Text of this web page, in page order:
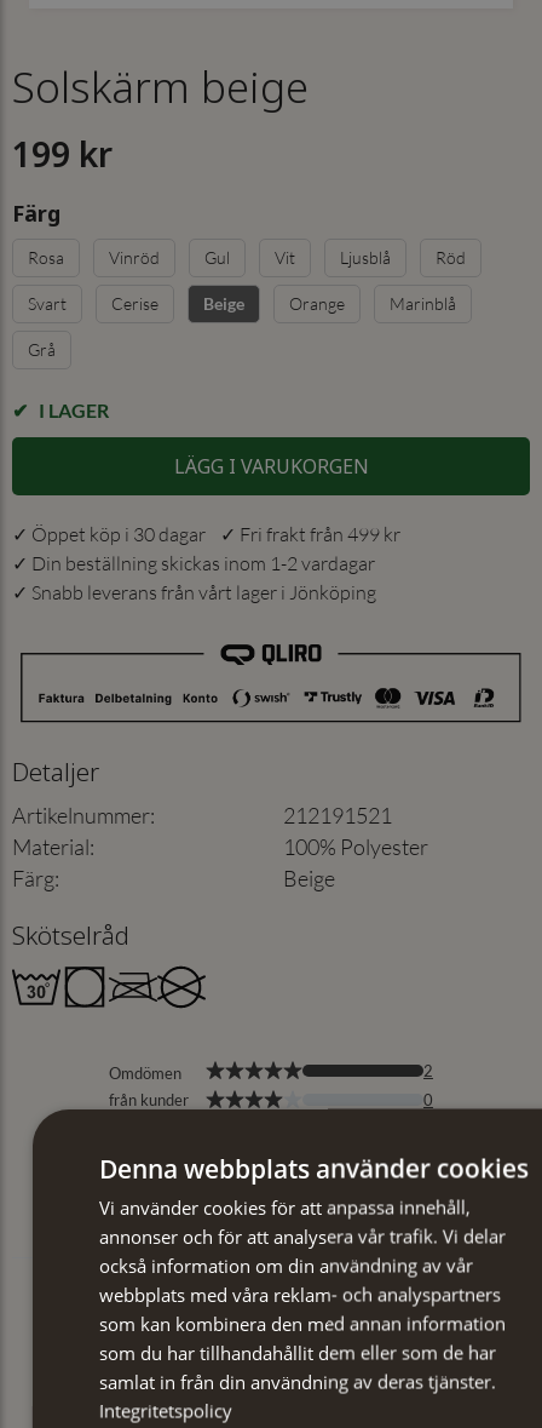
Solskärm beige
199 kr
Färg
Rosa Vinröd Gul Vit Ljusblå Röd
Svart Cerise Beige Orange Marinblå
Grå
I LAGER
LÄGG I VARUKORGEN
✓ Öppet köp i 30 dagar ✓ Fri frakt från 499 kr
✓ Din beställning skickas inom 1-2 vardagar
✓ Snabb leverans från vårt lager i Jönköping
Detaljer
Artikelnummer:
212191521
Material:
100% Polyester
Färg: Beige
Skötselråd
Denna webbplats använder cookies
Vi använder cookies för att anpassa innehåll,
annonser och för att analysera vår trafik. Vi delar
också information om din användning av vår
webbplats med våra reklam- och analyspartners
som kan kombinera den med annan information
som du har tillhandahållit dem eller som de har
samlat in från din användning av deras tjänster.
Integritetspolicy